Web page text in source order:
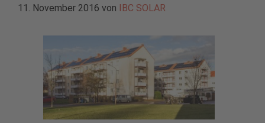
11. November 2016 von IBC SOLAR